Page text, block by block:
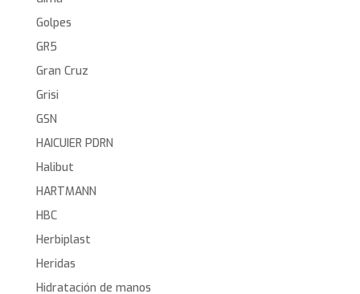
Golpes
GR5
Gran Cruz
Grisi
GSN
HAICUIER PDRN
Halibut
HARTMANN
HBC
Herbiplast
Heridas
Hidratación de manos